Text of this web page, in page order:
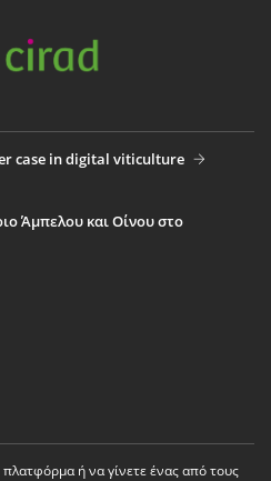
case in digital viticulture
Άμπελου και Οίνου στο
ή να γίνετε ένας από τους